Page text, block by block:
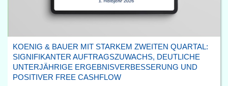
KOENIG & BAUER MIT STARKEM ZWEITEN QUARTAL:
SIGNIFIKANTER AUFTRAGSZUWACHS, DEUTLICHE
UNTERJÄHRIGE ERGEBNISVERBESSERUNG UND
POSITIVER FREE CASHFLOW